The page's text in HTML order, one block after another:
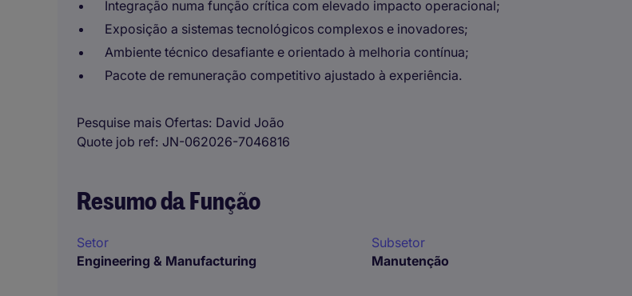
Integração numa função crítica com elevado impacto operacional;
Exposição a sistemas tecnológicos complexos e inovadores;
Ambiente técnico desafiante e orientado à melhoria contínua;
Pacote de remuneração competitivo ajustado à experiência.
Pesquise mais Ofertas David João
Quote job ref JN-062026-7046816
Resumo da Função
Setor
Engineering & Manufacturing
Subsetor
Manutenção